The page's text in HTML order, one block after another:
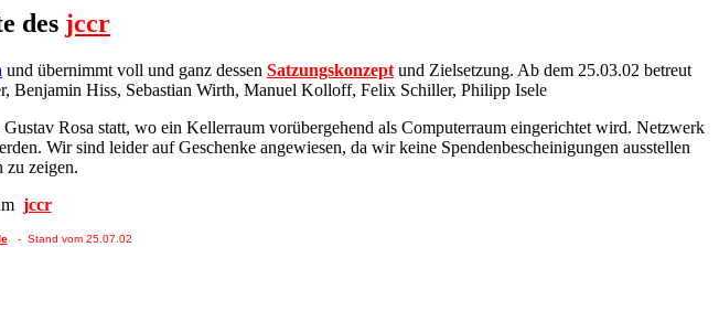
des jccr
und übernimmt voll und ganz dessen Satzungskonzept und Zielsetzung. Ab dem 25.03.02 betreut
Benjamin Hiss, Sebastian Wirth, Manuel Kolloff, Felix Schiller, Philipp Isele
Rosa statt, wo ein Kellerraum vorübergehend als Computerraum eingerichtet wird. Netzwerk
Wir sind leider auf Geschenke angewiesen, da wir keine Spendenbescheinigungen ausstellen
zu zeigen.
jccr
- Stand vom 25.07.02